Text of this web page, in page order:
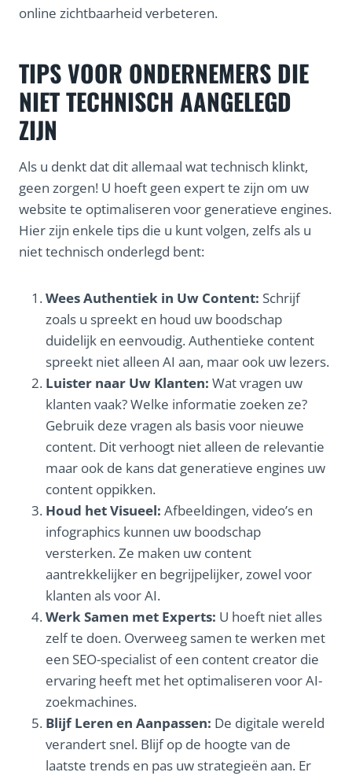
online zichtbaarheid verbeteren.
TIPS VOOR ONDERNEMERS DIE
NIET TECHNISCH AANGELEGD
ZIJN
Als u denkt dat dit allemaal wat technisch klinkt,
geen zorgen! U hoeft geen expert te zijn om uw
website te optimaliseren voor generatieve engines.
Hier zijn enkele tips die u kunt volgen, zelfs als u
niet technisch onderlegd bent:
Wees Authentiek in Uw Content: Schrijf
zoals u spreekt en houd uw boodschap
duidelijk en eenvoudig. Authentieke content
spreekt niet alleen AI aan, maar ook uw lezers.
Luister naar Uw Klanten: Wat vragen uw
klanten vaak? Welke informatie zoeken ze?
Gebruik deze vragen als basis voor nieuwe
content. Dit verhoogt niet alleen de relevantie
maar ook de kans dat generatieve engines uw
content oppikken.
Houd het Visueel: Afbeeldingen, video’s en
infographics kunnen uw boodschap
versterken. Ze maken uw content
aantrekkelijker en begrijpelijker, zowel voor
klanten als voor AI.
Werk Samen met Experts: U hoeft niet alles
zelf te doen. Overweeg samen te werken met
een SEO-specialist of een content creator die
ervaring heeft met het optimaliseren voor AI-
zoekmachines.
Blijf Leren en Aanpassen: De digitale wereld
verandert snel. Blijf op de hoogte van de
laatste trends en pas uw strategieën aan. Er